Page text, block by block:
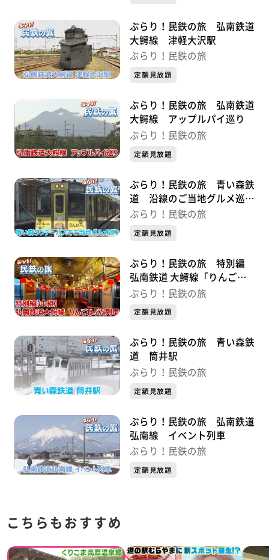
ぶらり！民鉄の旅 弘南鉄道
大鰐線 津軽大沢駅
ぶらり！民鉄の旅
定額見放題
ぶらり！民鉄の旅 弘南鉄道
大鰐線 アップルパイ巡り
ぶらり！民鉄の旅
定額見放題
ぶらり！民鉄の旅 青い森鉄
道 沿線のご当地グルメ巡り
の旅
ぶらり！民鉄の旅
定額見放題
ぶらり！民鉄の旅 特別編
弘南鉄道 大鰐線「りんごね
ぷた列車」
ぶらり！民鉄の旅
定額見放題
ぶらり！民鉄の旅 青い森鉄
道 筒井駅
ぶらり！民鉄の旅
定額見放題
ぶらり！民鉄の旅 弘南鉄道
弘南線 イベント列車
ぶらり！民鉄の旅
定額見放題
こちらもおすすめ